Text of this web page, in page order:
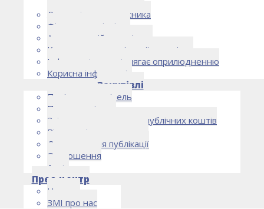
Лист очікувань власника
Фінансова звітність
Антикорупційна політика
Кодекс етики та ділової поведінки
Інформація, що підлягає оприлюдненню
Корисна інформація
Закупівлі
Політика закупівель
План закупівель
Звіт про використання публічних коштів
Відомості про договори
Договори для публікації
Оголошення
Архів
Прес-центр
Новини
ЗМІ про нас